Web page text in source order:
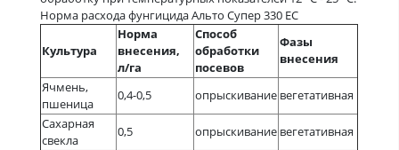
Норма расхода фунгицида Альто Супер 330 ЕС
Культура
Норма
внесения,
л/га
Способ
обработки
посевов
Фазы
внесения
Ячмень,
пшеница
0,4-0,5 опрыскивание вегетативная
Сахарная
свекла
0,5 опрыскивание вегетативная